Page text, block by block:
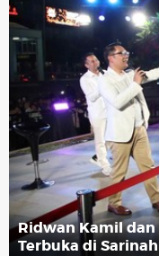
Ridwan Kamil
Terbuka di Sarinah